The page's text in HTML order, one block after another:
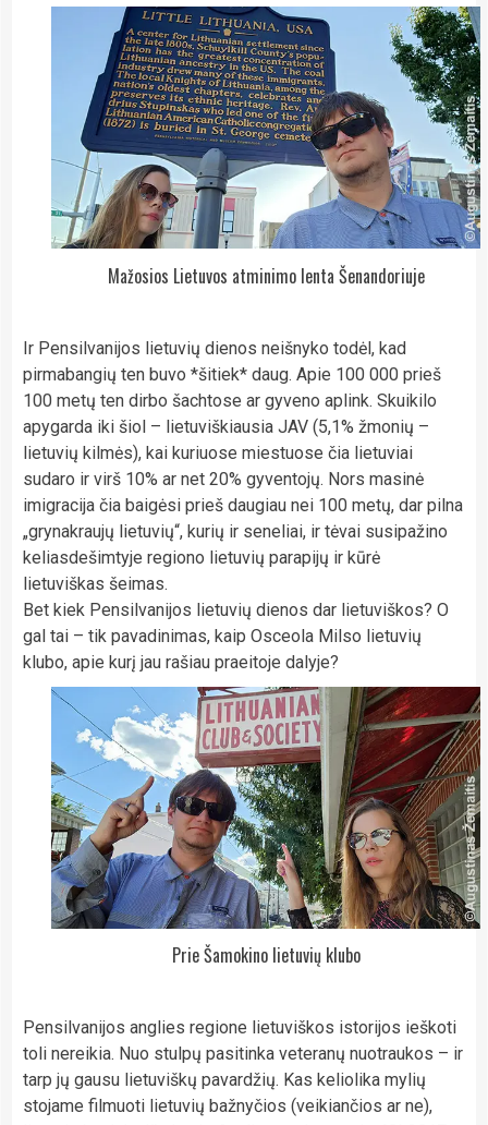
Mažosios Lietuvos atminimo lenta Šenandoriuje
Ir Pensilvanijos lietuvių dienos neišnyko todėl, kad
pirmabangių ten buvo *šitiek* daug. Apie 100 000 prieš
100 metų ten dirbo šachtose ar gyveno aplink. Skuikilo
apygarda iki šiol – lietuviškiausia JAV (5,1% žmonių –
lietuvių kilmės), kai kuriuose miestuose čia lietuviai
sudaro ir virš 10% ar net 20% gyventojų. Nors masinė
imigracija čia baigėsi prieš daugiau nei 100 metų, dar pilna
„grynakraujų lietuvių“, kurių ir seneliai, ir tėvai susipažino
keliasdešimtyje regiono lietuvių parapijų ir kūrė
lietuviškas šeimas.
Bet kiek Pensilvanijos lietuvių dienos dar lietuviškos? O
gal tai – tik pavadinimas, kaip Osceola Milso lietuvių
klubo, apie kurį jau rašiau praeitoje dalyje?
Prie Šamokino lietuvių klubo
Pensilvanijos anglies regione lietuviškos istorijos ieškoti
toli nereikia. Nuo stulpų pasitinka veteranų nuotraukos – ir
tarp jų gausu lietuviškų pavardžių. Kas keliolika mylių
stojame filmuoti lietuvių bažnyčios (veikiančios ar ne),